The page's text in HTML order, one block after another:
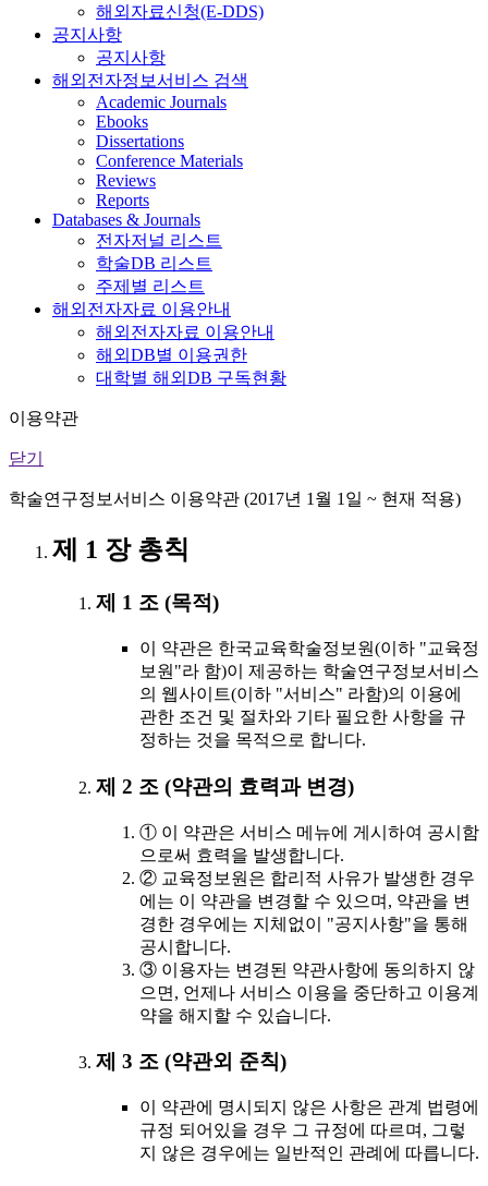
해외자료신청(E-DDS)
공지사항
공지사항
해외전자정보서비스 검색
Academic Journals
Ebooks
Dissertations
Conference Materials
Reviews
Reports
Databases & Journals
전자저널 리스트
학술DB 리스트
주제별 리스트
해외전자자료 이용안내
해외전자자료 이용안내
해외DB별 이용권한
대학별 해외DB 구독현황
이용약관
닫기
학술연구정보서비스 이용약관 (2017년 1월 1일 ~ 현재 적용)
제 1 장 총칙
제 1 조 (목적)
이 약관은 한국교육학술정보원(이하 "교육정
보원"라 함)이 제공하는 학술연구정보서비스
의 웹사이트(이하 "서비스" 라함)의 이용에
관한 조건 및 절차와 기타 필요한 사항을 규
정하는 것을 목적으로 합니다.
제 2 조 (약관의 효력과 변경)
① 이 약관은 서비스 메뉴에 게시하여 공시함
으로써 효력을 발생합니다.
② 교육정보원은 합리적 사유가 발생한 경우
에는 이 약관을 변경할 수 있으며, 약관을 변
경한 경우에는 지체없이 "공지사항"을 통해
공시합니다.
③ 이용자는 변경된 약관사항에 동의하지 않
으면, 언제나 서비스 이용을 중단하고 이용계
약을 해지할 수 있습니다.
제 3 조 (약관외 준칙)
이 약관에 명시되지 않은 사항은 관계 법령에
규정 되어있을 경우 그 규정에 따르며, 그렇
지 않은 경우에는 일반적인 관례에 따릅니다.